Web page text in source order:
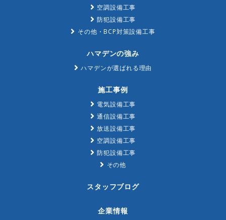
空調設備工事
防犯設備工事
その他・BCP対策設備工事
ハマデンの強み
ハマデンが選ばれる理由
施工事例
電気設備工事
通信設備工事
放送設備工事
空調設備工事
防犯設備工事
その他
スタッフブログ
企業情報